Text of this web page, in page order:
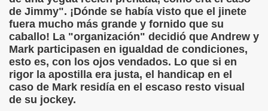
de Jimmy". ¡Dónde se había visto que el jinete
fuera mucho más grande y fornido que su
caballo! La "organización" decidió que Andrew y
Mark participasen en igualdad de condiciones,
esto es, con los ojos vendados. Lo que si en
rigor la apostilla era justa, el handicap en el
caso de Mark residía en el escaso resto visual
de su jockey.
(Roberto Enjuto)
Fundamento Y Sentimientos (Samuel Rodríguez